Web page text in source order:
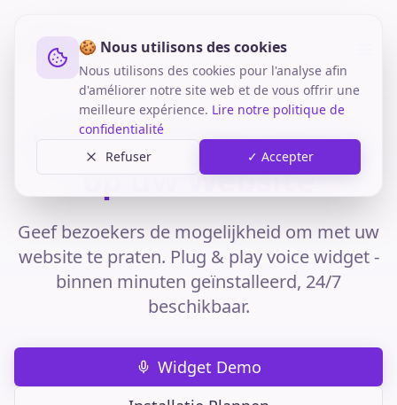
🍪 Nous utilisons des cookies
Nous utilisons des cookies pour l'analyse afin
d'améliorer notre site web et de vous offrir une
meilleure expérience. Lire notre politique de
confidentialité
Refuser
✓ Accepter
Voice Widget:Spraak
op uw Website
Geef bezoekers de mogelijkheid om met uw
website te praten. Plug & play voice widget -
binnen minuten geïnstalleerd, 24/7
beschikbaar.
Widget Demo